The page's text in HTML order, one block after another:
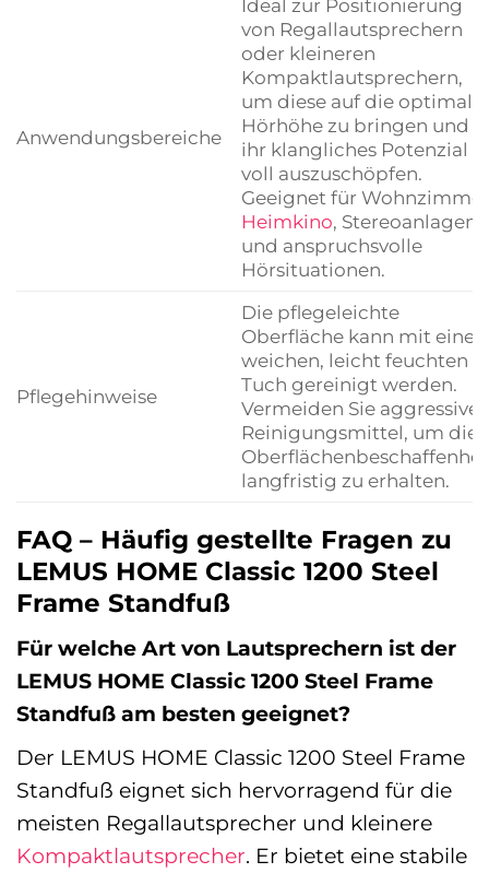
Anwendungsbereiche
Ideal zur Positionierung
von Regallautsprechern
oder kleineren
Kompaktlautsprechern,
um diese auf die optimale
Hörhöhe zu bringen und
ihr klangliches Potenzial
voll auszuschöpfen.
Geeignet für
Heimkino, Stereoanlagen
und anspruchsvolle
Hörsituationen.
Pflegehinweise
Die pflegeleichte
Oberfläche kann mit
weichen, leicht feuchten
Tuch gereinigt werden.
Vermeiden Sie aggressive
Reinigungsmittel, um die
langfristig zu erhalten.
FAQ – Häufig gestellte Fragen zu
LEMUS HOME Classic 1200 Steel
Frame Standfuß
Für welche Art von Lautsprechern ist der
LEMUS HOME Classic 1200 Steel Frame
Standfuß am besten geeignet?
Der LEMUS HOME Classic 1200 Steel Frame
Standfuß eignet sich hervorragend für die
meisten Regallautsprecher und kleinere
Kompaktlautsprecher. Er bietet eine stabile